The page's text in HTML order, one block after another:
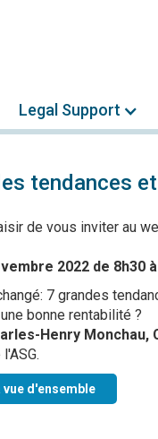
Legal Support
tendances
de vous inviter au
2022 de 8h30
7 grandes
bonne rentabilité ?
Henry Monchau,
vue d'ensemble